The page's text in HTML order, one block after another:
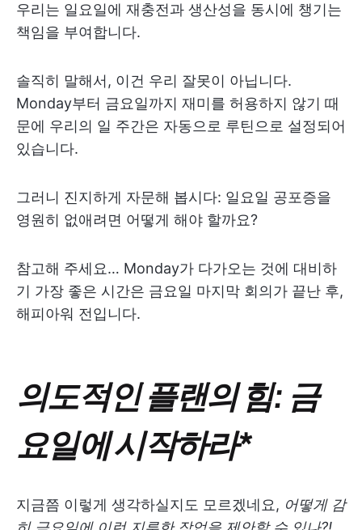
우리는 일요일에 재충전과 생산성을 동시에 챙기는
책임을 부여합니다.
솔직히 말해서, 이건 우리 잘못이 아닙니다.
Monday부터 금요일까지 재미를 허용하지 않기 때
문에 우리의 일 주간은 자동으로 루틴으로 설정되어
있습니다.
그러니 진지하게 자문해 봅시다: 일요일 공포증을
영원히 없애려면 어떻게 해야 할까요?
참고해 주세요… Monday가 다가오는 것에 대비하
기 가장 좋은 시간은 금요일 마지막 회의가 끝난 후,
해피아워 전입니다.
의도적인 플랜의 힘: 금
요일에 시작하라*
지금쯤 이렇게 생각하실지도 모르겠네요, 어떻게 감